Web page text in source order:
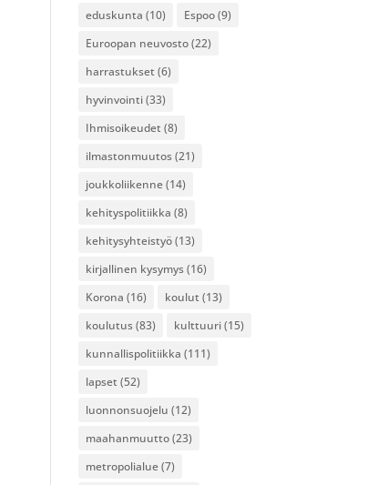
eduskunta (10) Espoo(9)
Euroopan neuvosto(22)
harrastukset (6)
hyvinvointi(33)
Ihmisoikeudet (8)
ilmastonmuutos(21)
joukkoliikenne(14)
kehityspolitiikka (8)
kehitysyhteistyö(13)
kirjallinen kysymys(16)
Korona (16) koulut (13)
koulutus(83) kulttuuri(15)
kunnallispolitiikka (111)
lapset (52)
luonnonsuojelu (12)
maahanmuutto(23)
metropolialue(7)